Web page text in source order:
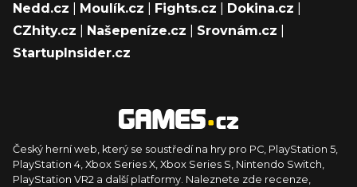
Nedd.cz
Moulík.cz Fights.cz Dokina.cz
CZhity.cz
Našepeníze.cz Srovnám.cz
StartupInsider.cz
Český herní web, který se soustředí na hry pro PC, PlayStation 5,
PlayStation 4, Xbox Series X, Xbox Series S, Nintendo Switch,
PlayStation VR2 a další platformy. Naleznete zde recenze,